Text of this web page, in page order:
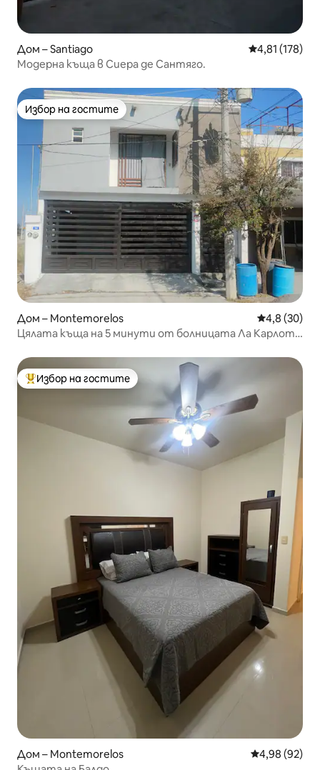
Дом – Santiago Средна
4,81 (178)
Модерна къща в Сиера де Сантяго.
Избор на гостите
Избор на гостите
Дом – Montemorelos Средна
4,8 (30)
Цялата къща на 5 минути от болницата Ла Карлота
Най-популярен избор на гостите
Избор на гостите
Дом – Montemorelos Средна
4,98 (92)